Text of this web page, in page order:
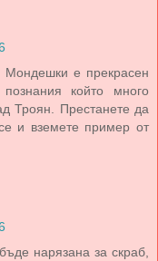
е прекрасен
който много
Троян. Престанете да
и вземете пример от
нарязана за скраб,